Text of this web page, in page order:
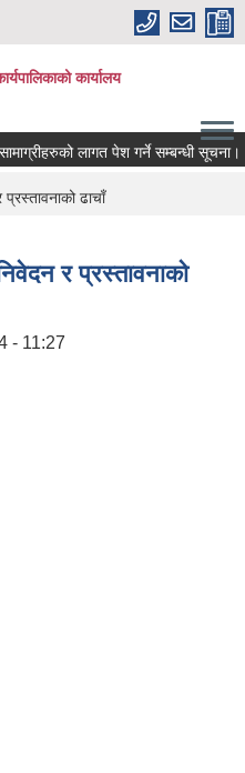
कार्यालय
लागत पेश गर्ने सम्बन्धी सूचना।
ढाचाँ
र प्रस्तावनाको
- 11:27